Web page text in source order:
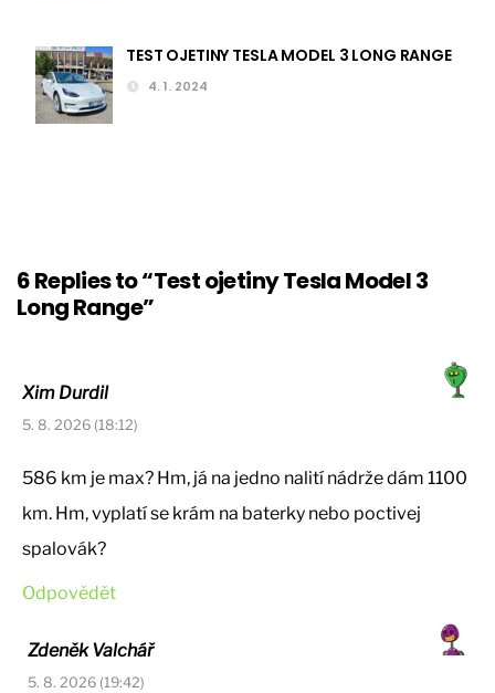
TEST OJETINY TESLA MODEL 3 LONG RANGE
4. 1. 2024
6 Replies to “Test ojetiny Tesla Model 3
Long Range”
Xim Durdil
5. 8. 2026 (18:12)
586 km je max? Hm, já na jedno nalití nádrže dám 1100
km. Hm, vyplatí se krám na baterky nebo poctivej
spalovák?
Odpovědět
Zdeněk Valchář
5. 8. 2026 (19:42)